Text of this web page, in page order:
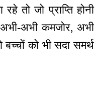
तो जो प्राप्ति होनी
अभी-अभी कमजोर, अभी
बच्चों को भी सदा समर्थ